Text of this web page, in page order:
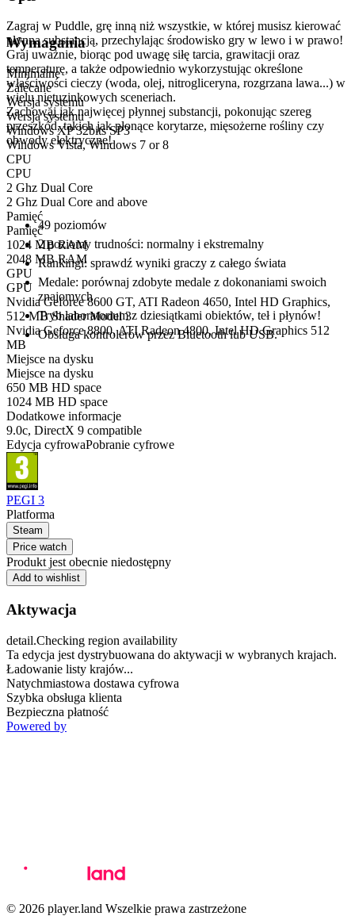
Zagraj w Puddle, grę inną niż wszystkie, w której musisz kierować
płynną substancją, przechylając środowisko gry w lewo i w prawo!
Graj uważnie, biorąc pod uwagę siłę tarcia, grawitacji oraz
temperaturę, a także odpowiednio wykorzystując określone
właściwości cieczy (woda, olej, nitrogliceryna, rozgrzana lawa...) w
wielu nietuzinkowych sceneriach.
Zachowaj jak najwięcej płynnej substancji, pokonując szereg
przeszkód, takich jak płonące korytarze, mięsożerne rośliny czy
obwody elektryczne!
Cechy główne:
49 poziomów
2 poziomy trudności: normalny i ekstremalny
Rankingi: sprawdź wyniki graczy z całego świata
Medale: porównaj zdobyte medale z dokonaniami swoich
znajomych
Tryb laboratorium z dziesiątkami obiektów, teł i płynów!
Obsługa kontrolerów przez Bluetooth lub USB.
Wymagania
Minimalne
Zalecane
Wersja systemu
Wersja systemu
Windows XP 32bits SP3
Windows Vista, Windows 7 or 8
CPU
CPU
2 Ghz Dual Core
2 Ghz Dual Core and above
Pamięć
Pamięć
1024 MB RAM
2048 MB RAM
GPU
GPU
Nvidia Geforce 8600 GT, ATI Radeon 4650, Intel HD Graphics,
512 MB Shader Model 3
Nvidia Geforce 8800, ATI Radeon 4800, Intel HD Graphics 512
MB
Miejsce na dysku
Miejsce na dysku
650 MB HD space
1024 MB HD space
Dodatkowe informacje
9.0c, DirectX 9 compatible
Edycja cyfrowaPobranie cyfrowe
PEGI 3
Platforma
Steam
Price watch
Produkt jest obecnie niedostępny
Add to wishlist
Aktywacja
detail.Checking region availability
Ta edycja jest dystrybuowana do aktywacji w wybranych krajach.
Ładowanie listy krajów...
Natychmiastowa dostawa cyfrowa
Szybka obsługa klienta
Bezpieczna płatność
Powered by
© 2026 player.land Wszelkie prawa zastrzeżone